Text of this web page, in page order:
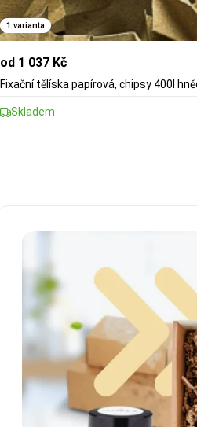
1 varianta
od 1 037 Kč
Fixační tělíska papírová, chipsy 400l
Skladem